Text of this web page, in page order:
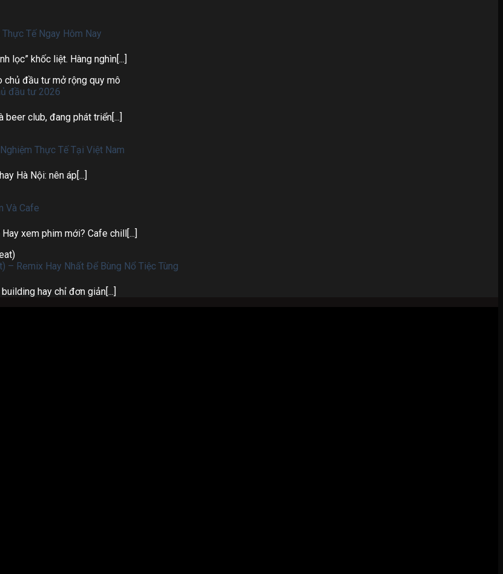
Tế Ngay Hôm Nay
lọc” khốc liệt. Hàng nghìn[...]
đầu tư 2026
club, đang phát triển[...]
Thực Tế Tại Việt Nam
Hà Nội: nên áp[...]
Và Cafe
xem phim mới? Cafe chill[...]
– Remix Hay Nhất Để Bùng Nổ Tiệc Tùng
hay chỉ đơn giản[...]